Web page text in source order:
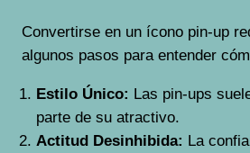
Convertirse en un ícono pin-up
algunos pasos para entender
Estilo Único: Las pin-ups
parte de su atractivo.
Actitud Desinhibida: La